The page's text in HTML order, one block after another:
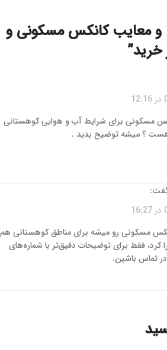
و معایب کانکس مسکونی و
”
مسکونی برای شرایط آب و هوایی کوهستانی
؟ میشه توضیح بدید .
مسکونی رو میشه برای مناطق کوهستانی هم
کرد، فقط برای توضیحات دقیق‌تر با شماره‌های
تماس باشین.